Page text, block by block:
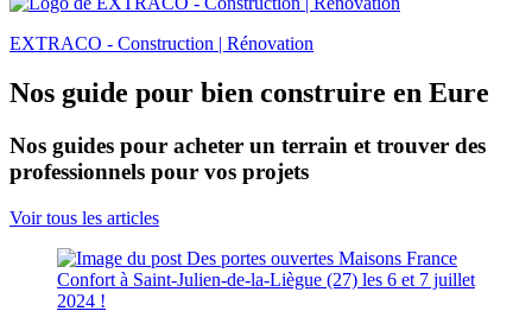
EXTRACO - Construction | Rénovation
Nos guide pour bien construire en Eure
Nos guides pour acheter un terrain et trouver des
professionnels pour vos projets
Voir tous les articles